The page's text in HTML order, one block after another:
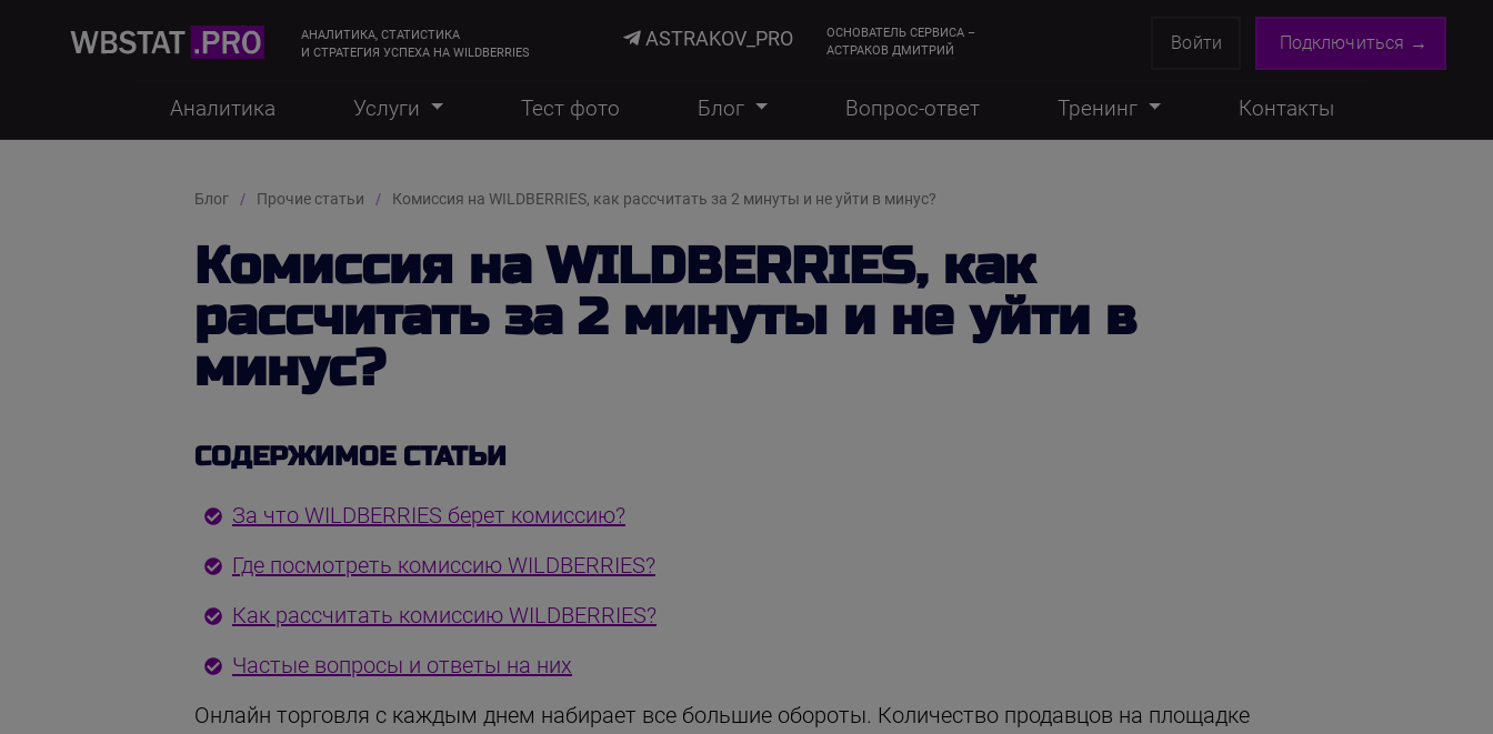
АНАЛИТИКА, СТАТИСТИКА
И СТРАТЕГИЯ УСПЕХА НА WILDBERRIES
ASTRAKOV_PRO
ОСНОВАТЕЛЬ СЕРВИСА –
АСТРАКОВ ДМИТРИЙ
Войти Подключиться →
Аналитика Услуги Тест фото Блог Вопрос-ответ Тренинг Контакты
Блог Прочие статьи Комиссия на WILDBERRIES, как рассчитать за 2 минуты и не уйти в минус?
Комиссия на WILDBERRIES, как
рассчитать за 2 минуты и не уйти в
минус?
СОДЕРЖИМОЕ СТАТЬИ
За что WILDBERRIES берет комиссию?
Где посмотреть комиссию WILDBERRIES?
Как рассчитать комиссию WILDBERRIES?
Частые вопросы и ответы на них
Онлайн торговля с каждым днем набирает все большие обороты. Количество продавцов на площадке